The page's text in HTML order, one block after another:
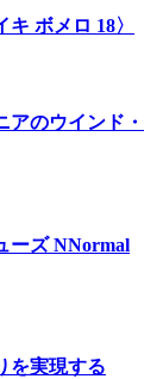
ボメロ 18〉
のウインド・
ーズ NNormal
を実現する